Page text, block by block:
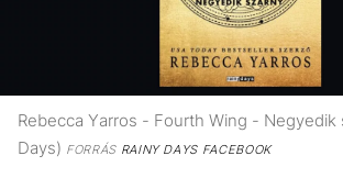
Rebecca Yarros - Fourth Wing - Negyedik
Days) FORRÁSRAINY DAYS FACEBOOK